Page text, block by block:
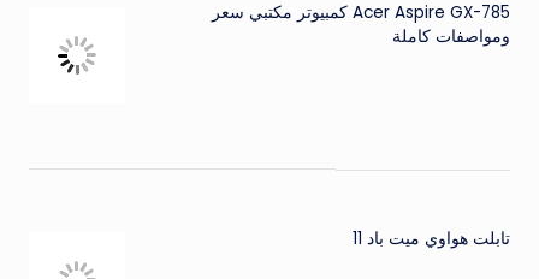
Acer Aspire GX-785 كمبيوتر مكتبي سعر
ومواصفات كاملة
تابلت هواوي ميت باد 11